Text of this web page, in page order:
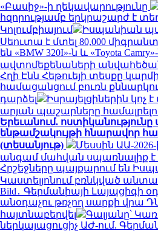
«Բասիջ»-ի ղեկավարությունը
հզորությամբ երկրաշարժ է
Կոլումբիայում
Իսպանիան
Սեուտա է մտել 80,000 միգրանտ
են «BMW 320I»-ն և «Toyota
ավտոմեքենաների
Հղի Էնն Հեթուեյի տեսքը
համացանցում բուռն
դարձել
Իսրայելցիներին կոչ
արյան պաշարները
Երեւանում.
ենթամշակույթի հնարավոր
(տեսանյութ)
Մեսսին ԱԱ-
անգամ մահվան սպառնալիք է
Հրշեջները պայքարում են
Կաստելյոնում բռնկված
Bild․ Գերմանիայի Լայպցիգի
անօդաչու թռչող սարքի վրա
հայտնաբերվել
Գալյանը՝
ներկայացուցիչ ԱԺ-ում.